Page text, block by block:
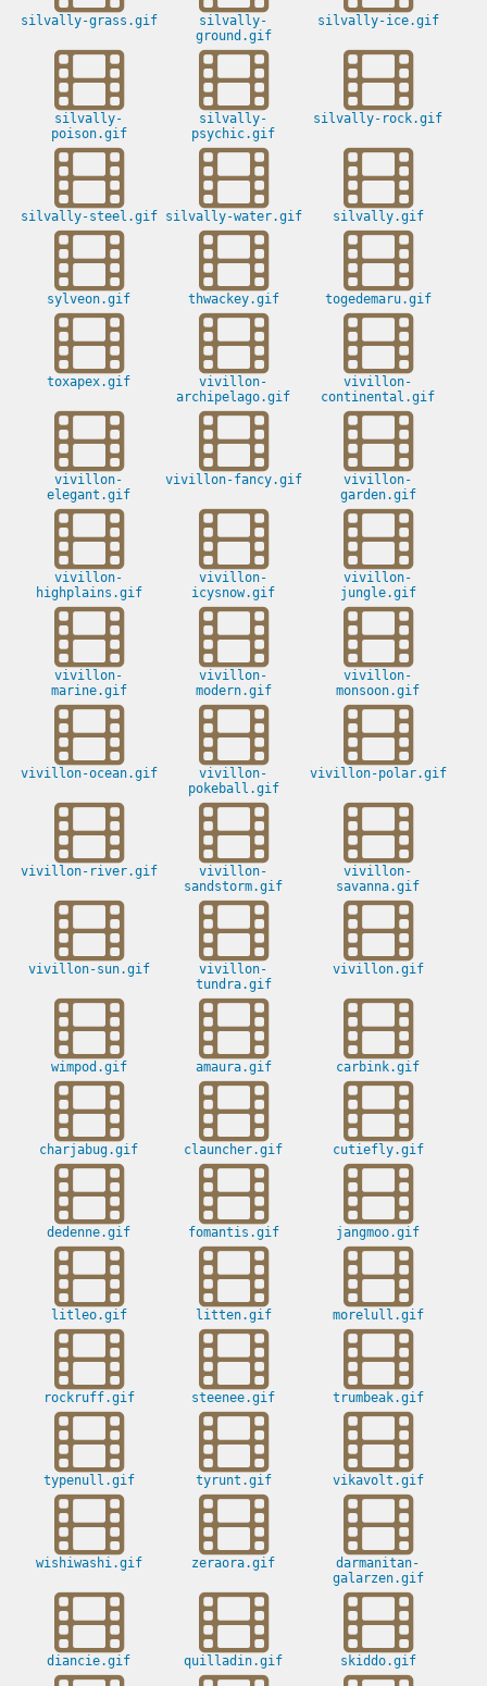
silvally-grass.gif
silvally-
ground.gif
silvally-ice.gif
silvally-
poison.gif
silvally-
psychic.gif
silvally-rock.gif
silvally-steel.gif silvally-water.gif silvally.gif
sylveon.gif thwackey.gif togedemaru.gif
toxapex.gif
vivillon-
archipelago.gif
vivillon-
continental.gif
vivillon-
elegant.gif
vivillon-fancy.gif
vivillon-
garden.gif
vivillon-
highplains.gif
vivillon-
icysnow.gif
vivillon-
jungle.gif
vivillon-
marine.gif
vivillon-
modern.gif
vivillon-
monsoon.gif
vivillon-ocean.gif
vivillon-
pokeball.gif
vivillon-polar.gif
vivillon-river.gif
vivillon-
sandstorm.gif
vivillon-
savanna.gif
vivillon-sun.gif
vivillon-
tundra.gif
vivillon.gif
wimpod.gif amaura.gif carbink.gif
charjabug.gif clauncher.gif cutiefly.gif
dedenne.gif fomantis.gif jangmoo.gif
litleo.gif litten.gif morelull.gif
rockruff.gif steenee.gif trumbeak.gif
typenull.gif tyrunt.gif vikavolt.gif
wishiwashi.gif zeraora.gif
darmanitan-
galarzen.gif
diancie.gif quilladin.gif skiddo.gif